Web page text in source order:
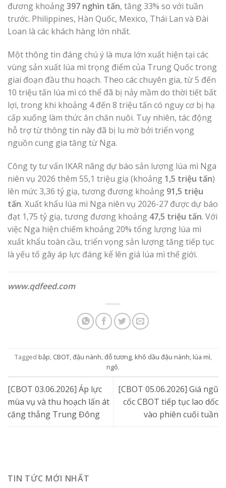
đương khoảng397 nghìn tấn, tăng 33% so với tuần
trước. Philippines, Hàn Quốc, Mexico, Thái Lan và Đài
Loan là các khách hàng lớn nhất.
Một thông tin đáng chú ý là mưa lớn xuất hiện tại các
vùng sản xuất lúa mì trọng điểm của Trung Quốc trong
giai đoạn đầu thu hoạch. Theo các chuyên gia, từ 5 đến
10 triệu tấn lúa mì có thể đã bị nảy mầm do thời tiết bất
lợi, trong khi khoảng 4 đến 8 triệu tấn có nguy cơ bị hạ
cấp xuống làm thức ăn chăn nuôi. Tuy nhiên, tác động
hỗ trợ từ thông tin này đã bị lu mờ bởi triển vọng
nguồn cung gia tăng từ Nga.
Công ty tư vấn IKAR nâng dự báo sản lượng lúa mì Nga
niên vụ 2026 thêm 55,1 triệu giạ (khoảng 1,5 triệu tấn)
lên mức 3,36 tỷ giạ, tương đương khoảng 91,5 triệu
tấn. Xuất khẩu lúa mì Nga niên vụ 2026-27 được dự báo
đạt 1,75 tỷ giạ, tương đương khoảng 47,5 triệu tấn. Với
việc Nga hiện chiếm khoảng 20% tổng lượng lúa mì
xuất khẩu toàn cầu, triển vọng sản lượng tăng tiếp tục
là yếu tố gây áp lực đáng kể lên giá lúa mì thế giới.
www.qdfeed.com
Tagged bắp, CBOT,đậu nành,đỗ tương, khô dầu đậu nành, lúa mì,
ngô.
[CBOT 03.06.2026] Áp lực
mùa vụ và thu hoạch lấn át
căng thẳng Trung Đông
[CBOT 05.06.2026] Giá ngũ
cốc CBOT tiếp tục lao dốc
vào phiên cuối tuần
TIN TỨC MỚI NHẤT